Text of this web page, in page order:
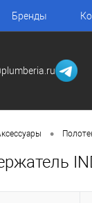
Бренды
•